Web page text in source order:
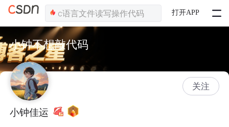
打开APP
小钟不想敲代码
关注
小钟佳运